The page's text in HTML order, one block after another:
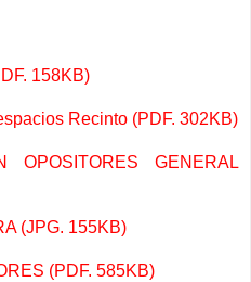
158KB)
Recinto (PDF. 302KB)
OPOSITORES GENERAL
(JPG. 155KB)
(PDF. 585KB)